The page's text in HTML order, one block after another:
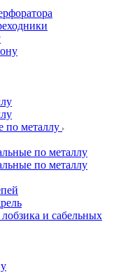
по металлу
по металлу
по металлу
и сабельных